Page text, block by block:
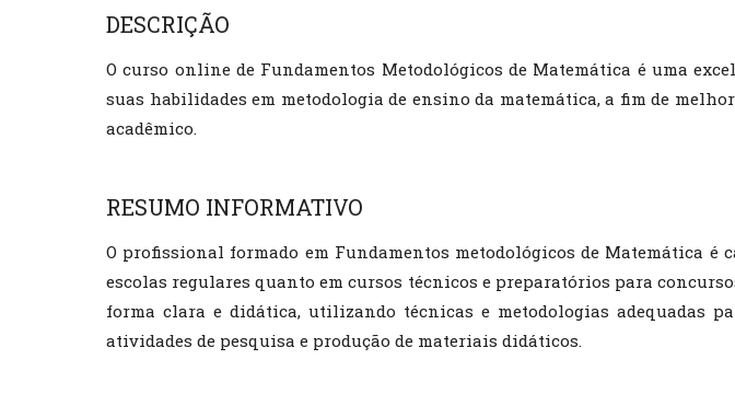
DESCRIÇÃO
O curso online de Fundamentos Metodológicos de Matemática é uma
suas habilidades em metodologia de ensino da matemática, a fim de
acadêmico.
RESUMO INFORMATIVO
O profissional formado em Fundamentos metodológicos de Matemática
escolas regulares quanto em cursos técnicos e preparatórios para
forma clara e didática, utilizando técnicas e metodologias adequadas
atividades de pesquisa e produção de materiais didáticos.